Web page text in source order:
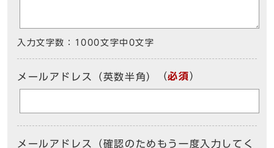
入力文字数： 1000文字中 0文字
メールアドレス（英数半角） （必須）
メールアドレス（確認のためもう一度入力してく